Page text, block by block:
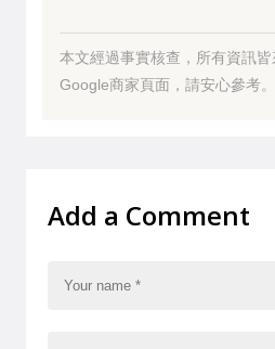
本文經過事實核查，所有資訊皆
Google商家頁面，請安心參考。
Add a Comment